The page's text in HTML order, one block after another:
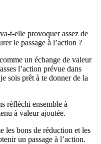
t-elle provoquer assez de
le passage à l’action ?
un échange de valeur
l’action prévue dans
sois prêt à te donner de la
réfléchi ensemble à
à valeur ajoutée.
les bons de réduction et les
un passage à l’action.